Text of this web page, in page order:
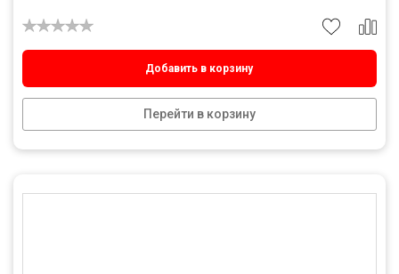
Добавить в корзину
Перейти в корзину